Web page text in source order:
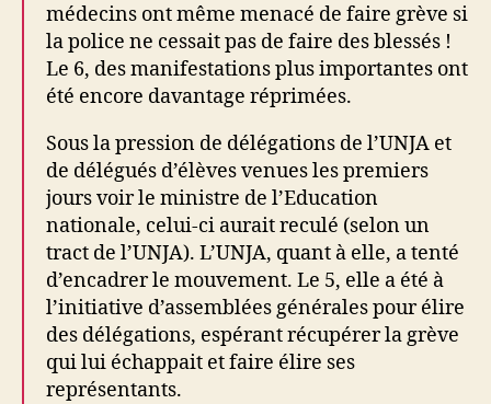
médecins ont même menacé de faire grève si
la police ne cessait pas de faire des blessés !
Le 6, des manifestations plus importantes ont
été encore davantage réprimées.
Sous la pression de délégations de l’UNJA et
de délégués d’élèves venues les premiers
jours voir le ministre de l’Education
nationale, celui-ci aurait reculé (selon un
tract de l’UNJA). L’UNJA, quant à elle, a tenté
d’encadrer le mouvement. Le 5, elle a été à
l’initiative d’assemblées générales pour élire
des délégations, espérant récupérer la grève
qui lui échappait et faire élire ses
représentants.